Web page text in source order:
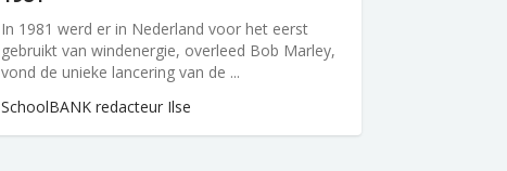
In 1981 werd er in Nederland voor het eerst
gebruikt van windenergie, overleed Bob Marley,
vond de unieke lancering van de ...
SchoolBANK redacteur Ilse